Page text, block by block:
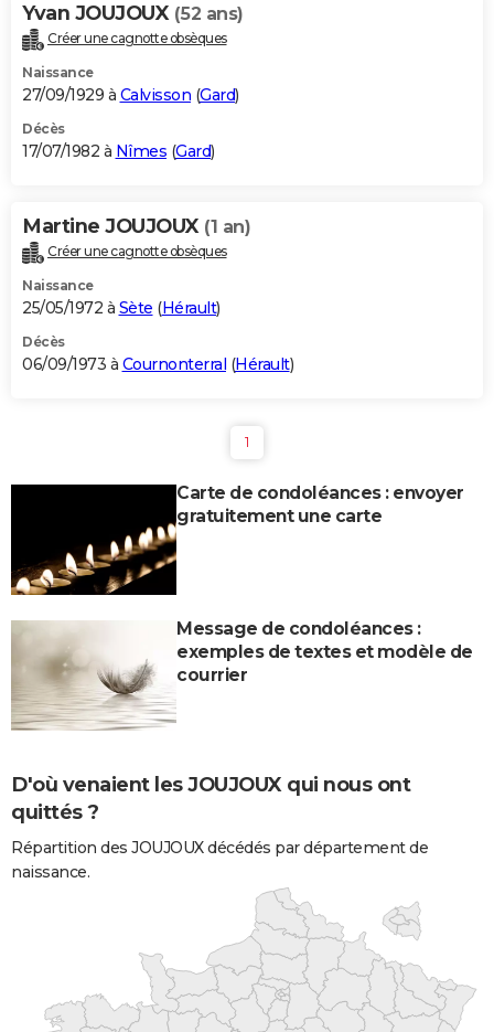
Yvan JOUJOUX (52 ans)
Créer une cagnotte obsèques
Naissance
27/09/1929 à Calvisson (Gard)
Décès
17/07/1982 à Nîmes (Gard)
Martine JOUJOUX (1 an)
Créer une cagnotte obsèques
Naissance
25/05/1972 à Sète (Hérault)
Décès
06/09/1973 à Cournonterral (Hérault)
1
Carte de condoléances : envoyer
gratuitement une carte
Message de condoléances :
exemples de textes et modèle de
courrier
D'où venaient les JOUJOUX qui nous ont
quittés ?
Répartition des JOUJOUX décédés par département de
naissance.